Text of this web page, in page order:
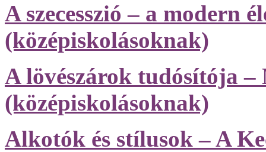
A szecesszió – a modern
(középiskolásoknak)
A lövészárok tudósítója –
(középiskolásoknak)
Alkotók és stílusok – A